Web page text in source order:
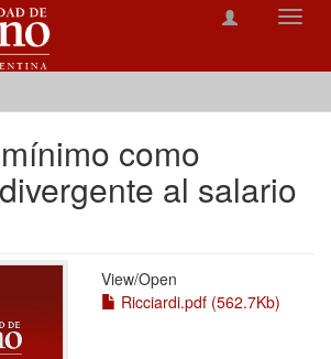
como
al salario
View/Open
Ricciardi.pdf (562.7Kb)